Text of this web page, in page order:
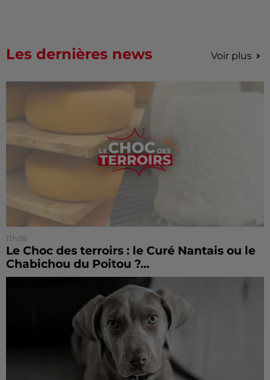
Les dernières news Voir plus
11h28
Le Choc des terroirs : le Curé Nantais ou le
Chabichou du Poitou ?...